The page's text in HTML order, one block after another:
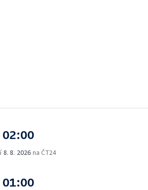
8. 8. 2026 na ČT24